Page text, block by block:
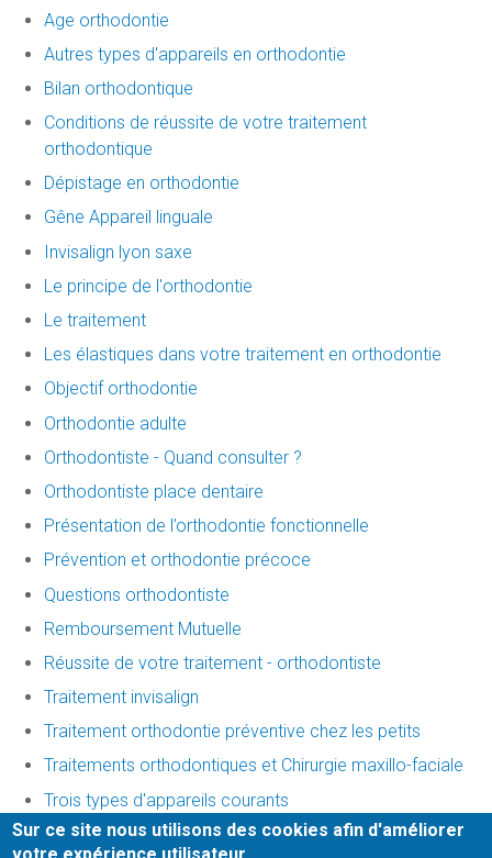
Age orthodontie
Autres types d'appareils en orthodontie
Bilan orthodontique
Conditions de réussite de votre traitement
orthodontique
Dépistage en orthodontie
Gêne Appareil linguale
Invisalign lyon saxe
Le principe de l'orthodontie
Le traitement
Les élastiques dans votre traitement en orthodontie
Objectif orthodontie
Orthodontie adulte
Orthodontiste - Quand consulter ?
Orthodontiste place dentaire
Présentation de l’orthodontie fonctionnelle
Prévention et orthodontie précoce
Questions orthodontiste
Remboursement Mutuelle
Réussite de votre traitement - orthodontiste
Traitement invisalign
Traitement orthodontie préventive chez les petits
Traitements orthodontiques et Chirurgie maxillo-faciale
Trois types d'appareils courants
Urgences orthodontiques
Sur ce site nous utilisons des cookies afin d'améliorer